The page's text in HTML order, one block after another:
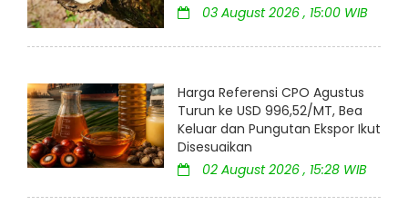
03 August 2026 , 15:00 WIB
Harga Referensi CPO Agustus
Turun ke USD 996,52/MT, Bea
Keluar dan Pungutan Ekspor Ikut
Disesuaikan
02 August 2026 , 15:28 WIB